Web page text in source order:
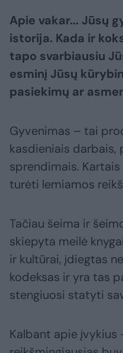
Apie vakar... Jūsų
istorija. Kada ir
tapo svarbiausiu
esminį Jūsų
pasiekimų ar
Gyvenimas – tai
kasdieniais darbais,
sprendimais.
turėti lemiamos
Tačiau šeima ir
skiepyta meilė
ir kultūrai, įdiegtas
kodeksas ir yra tas
stengiuosi statyti
Kalbant apie įvykius